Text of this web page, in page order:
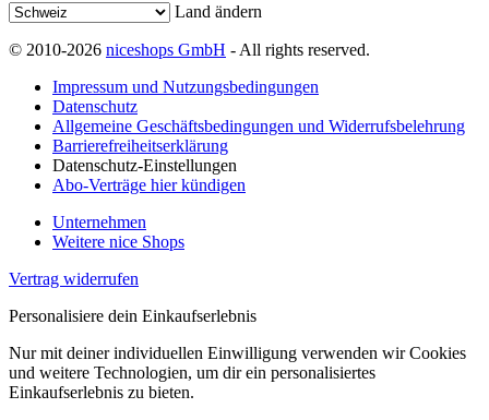
Land ändern
© 2010-2026 niceshops GmbH - All rights reserved.
Impressum und Nutzungsbedingungen
Datenschutz
Allgemeine Geschäftsbedingungen und Widerrufsbelehrung
Barrierefreiheitserklärung
Datenschutz-Einstellungen
Abo-Verträge hier kündigen
Unternehmen
Weitere nice Shops
Vertrag widerrufen
Personalisiere dein Einkaufserlebnis
Nur mit deiner individuellen Einwilligung verwenden wir Cookies
und weitere Technologien, um dir ein personalisiertes
Einkaufserlebnis zu bieten.